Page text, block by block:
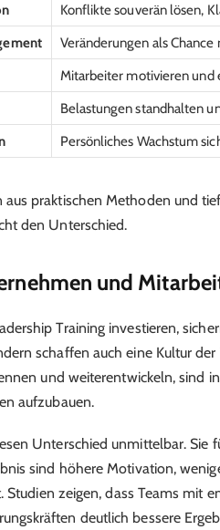
Konflikte souverän lösen,
Veränderungen als Chance
Mitarbeiter motivieren und
Belastungen standhalten
Persönliches Wachstum
aus praktischen Methoden und
den Unterschied.
und
Training investieren,
schaffen auch eine Kultur der
und weiterentwickeln, sind
aufzubauen.
Unterschied unmittelbar. Sie
sind höhere Motivation,
Studien zeigen, dass Teams mit
deutlich bessere